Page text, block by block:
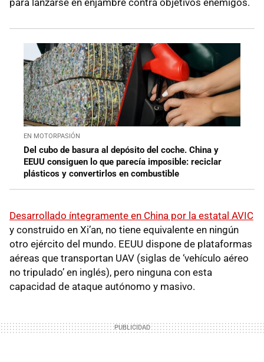
para lanzarse en enjambre contra objetivos enemigos.
EN MOTORPASIÓN
Del cubo de basura al depósito del coche. China y
EEUU consiguen lo que parecía imposible: reciclar
plásticos y convertirlos en combustible
Desarrollado íntegramente en China por la estatal AVIC
y construido en Xi’an, no tiene equivalente en ningún
otro ejército del mundo. EEUU dispone de plataformas
aéreas que transportan UAV (siglas de ‘vehículo aéreo
no tripulado’ en inglés), pero ninguna con esta
capacidad de ataque autónomo y masivo.